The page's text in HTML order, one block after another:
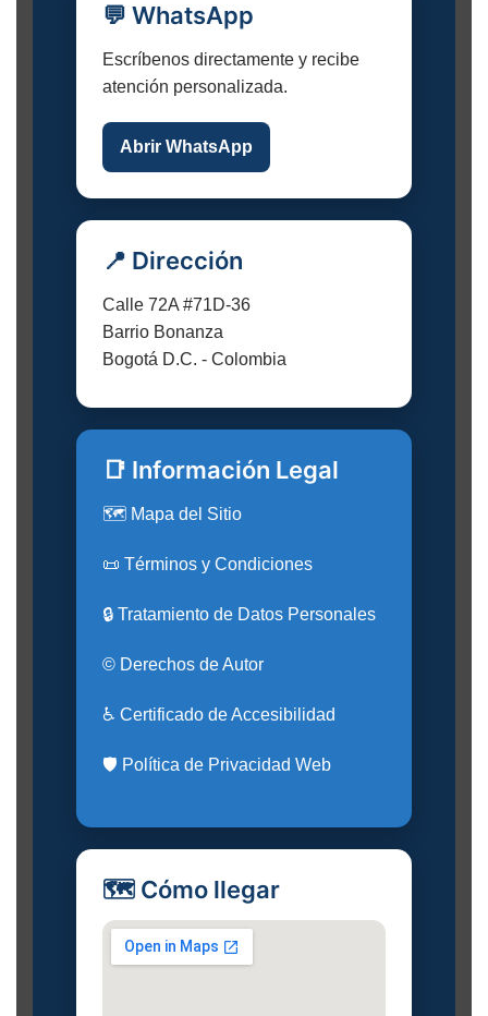
💬 WhatsApp
Escríbenos directamente y recibe
atención personalizada.
Abrir WhatsApp
📍 Dirección
Calle 72A #71D-36
Barrio Bonanza
Bogotá D.C. - Colombia
📑 Información Legal
🗺️ Mapa del Sitio
📜 Términos y Condiciones
🔒 Tratamiento de Datos Personales
© Derechos de Autor
♿ Certificado de Accesibilidad
🛡️ Política de Privacidad Web
🗺️ Cómo llegar